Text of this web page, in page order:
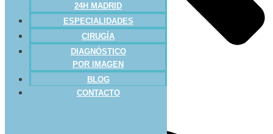
24H MADRID
ESPECIALIDADES
CIRUGÍA
DIAGNÓSTICO
POR IMAGEN
BLOG
CONTACTO